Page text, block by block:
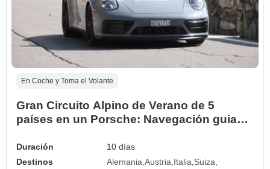
En Coche y Toma el Volante
Gran Circuito Alpino de Verano de 5
países en un Porsche: Navegación guiada
Duración
10 días
Destinos
Alemania Austria Italia Suiza